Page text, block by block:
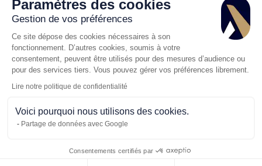
Paramètres des cookies
Gestion de vos préférences
Ce site dépose des cookies nécessaires à son
fonctionnement. D’autres cookies, soumis à votre
consentement, peuvent être utilisés pour des mesures d’audience ou
pour des services tiers. Vous pouvez gérer vos préférences librement.
Lire notre politique de confidentialité
Voici pourquoi nous utilisons des cookies.
Partage de données avec Google
Consentements certifiés par